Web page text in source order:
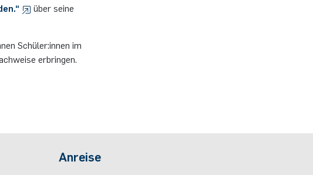
über seine
Schüler:innen im
erbringen.
Anreise